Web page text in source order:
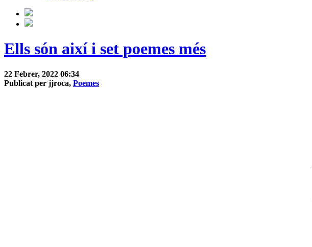
Ells són així i set poemes més
22 Febrer, 2022 06:34
Publicat per jjroca, Poemes